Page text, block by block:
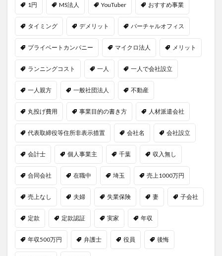
1円 MS法人 YouTuber おすすめ事業
タイミング デメリット バーチャルオフィス
プライベートカンパニー マイクロ法人 メリット
ランニングコスト 一人 一人で会社設立
一人親方 一般社団法人 不動産
丸投げ費用 事業目的の書き方 人材派遣会社
代表取締役等住所非表示措置 会社名 会社設立
会計士 個人事業主 千葉 収入無し
合同会社 在職中 埼玉 売上1000万円
売上なし 夫婦 失業保険 妻 子会社
定款 定款認証 実家 年収
年収500万円 弁護士 役員 後悔